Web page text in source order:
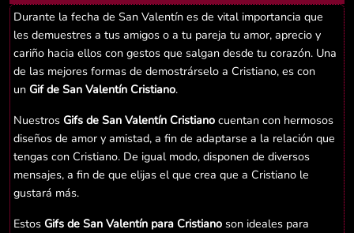
Durante la fecha de San Valentín es de vital importancia que
les demuestres a tus amigos o a tu pareja tu amor, aprecio y
cariño hacia ellos con gestos que salgan desde tu corazón. Una
de las mejores formas de demostrárselo a Cristiano, es con
un Gif de San Valentín Cristiano.
Nuestros Gifs de San Valentín Cristiano cuentan con hermosos
diseños de amor y amistad, a fin de adaptarse a la relación que
tengas con Cristiano. De igual modo, disponen de diversos
mensajes, a fin de que elijas el que crea que a Cristiano le
gustará más.
Estos Gifs de San Valentín para Cristiano son ideales para